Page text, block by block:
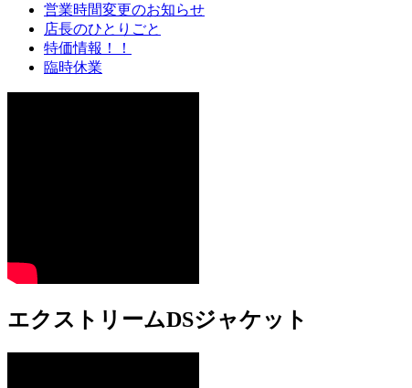
営業時間変更のお知らせ
店長のひとりごと
特価情報！！
臨時休業
エクストリームDSジャケット